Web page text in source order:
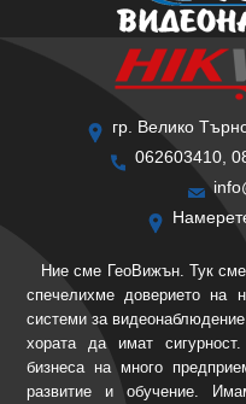
гр. Велико
062603410,
Ние сме ГеоВижън. Тук сме
спечелихме доверието на
системи за
хората да имат
бизнеса на много
развитие и обучение.